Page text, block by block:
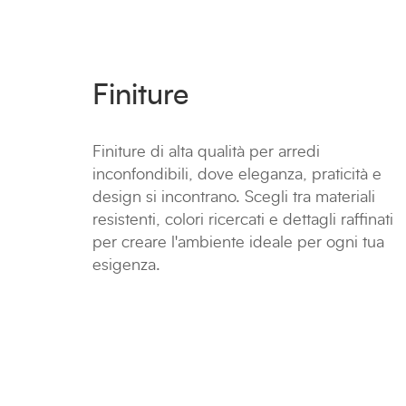
Finiture
Finiture di alta qualità per arredi
inconfondibili, dove eleganza, praticità e
design si incontrano. Scegli tra materiali
resistenti, colori ricercati e dettagli raffinati
per creare l'ambiente ideale per ogni tua
esigenza.